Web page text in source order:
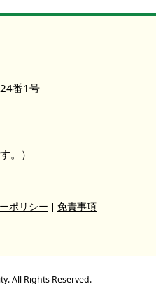
番1号
。）
ポリシー
免責事項
All Rights Reserved.